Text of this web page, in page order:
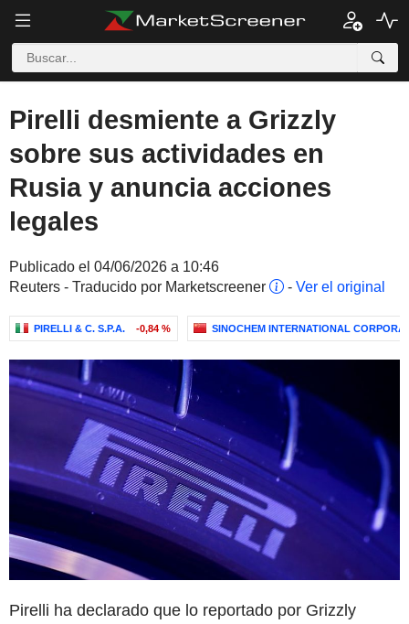
Pirelli desmiente a Grizzly
sobre sus actividades en
Rusia y anuncia acciones
legales
Publicado el 04/06/2026 a 10:46
Reuters - Traducido por Marketscreener
- Ver el original
PIRELLI & C. S.P.A. -0,84 % SINOCHEM INTERNATIONAL
Pirelli ha declarado que lo reportado por Grizzly